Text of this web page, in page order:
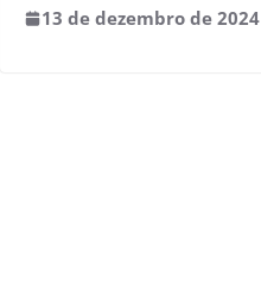
13 de dezembro de 2024